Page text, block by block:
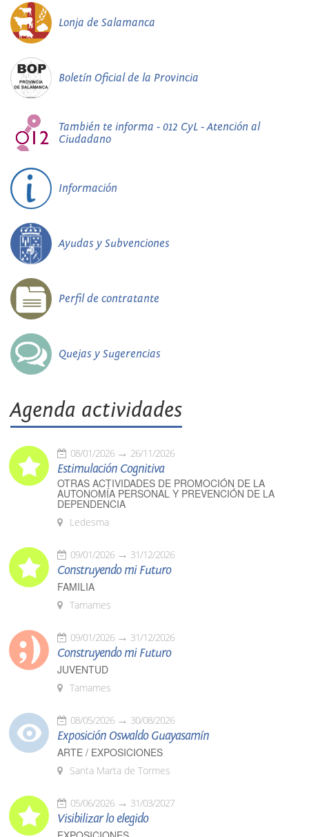
Lonja de Salamanca
Boletín Oficial de la Provincia
También te informa - 012 CyL - Atención al
Ciudadano
Información
Ayudas y Subvenciones
Perfil de contratante
Quejas y Sugerencias
Agenda actividades
08/01/2026 26/11/2026
Estimulación Cognitiva
OTRAS ACTIVIDADES DE PROMOCIÓN DE LA
AUTONOMÍA PERSONAL Y PREVENCIÓN DE LA
DEPENDENCIA
Ledesma
09/01/2026 31/12/2026
Construyendo mi Futuro
FAMILIA
Tamames
09/01/2026 31/12/2026
Construyendo mi Futuro
JUVENTUD
Tamames
08/05/2026 30/08/2026
Exposición Oswaldo Guayasamín
ARTE / EXPOSICIONES
Santa Marta de Tormes
05/06/2026 31/03/2027
Visibilizar lo elegido